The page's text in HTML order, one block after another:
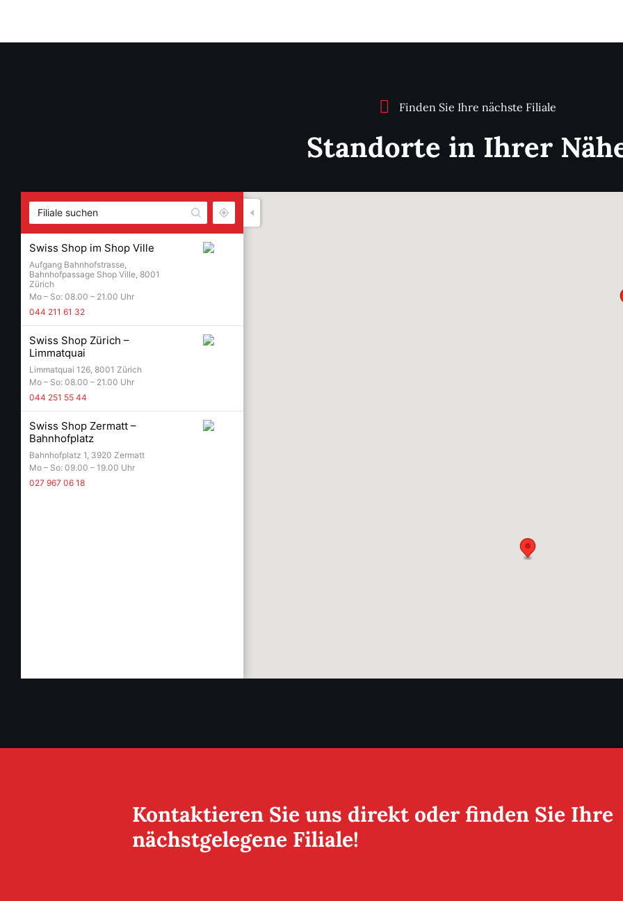
Finden Sie Ihre nächste Filiale
Standorte in Ihrer
Swiss Shop im Shop Ville
Aufgang Bahnhofstrasse,
Bahnhofpassage Shop Ville, 8001
Zürich
Mo – So: 08.00 – 21.00 Uhr
044 211 61 32
Swiss Shop Zürich –
Limmatquai
Limmatquai 126, 8001 Zürich
Mo – So: 08.00 – 21.00 Uhr
044 251 55 44
Swiss Shop Zermatt –
Bahnhofplatz
Bahnhofplatz 1, 3920 Zermatt
Mo – So: 09.00 – 19.00 Uhr
027 967 06 18
Kontaktieren Sie uns direkt oder finden Sie Ihre
nächstgelegene Filiale!